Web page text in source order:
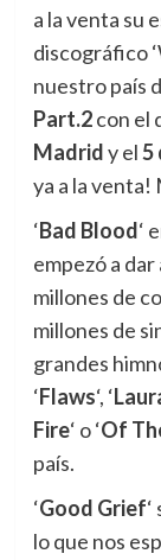
a la venta su
discográfico
nuestro país
Part.2con el
Madridy el5
ya a la venta!
‘Bad Blood‘
empezó a
millones de
millones de
grandes
‘Flaws‘, ‘
Fire‘ o ‘Of
país.
‘Good Grief
lo que nos